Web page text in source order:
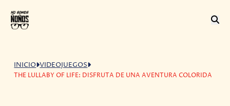
INICIO VIDEOJUEGOS
THE LULLABY OF LIFE: DISFRUTA DE UNA AVENTURA COLORIDA